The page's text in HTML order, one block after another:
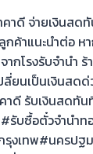
คาดี จ่ายเงินสด
กค้าแนะนำต่อ
ากโรงรับจำนำ ร้
ลี่ยนเป็นเงินสดด่
าดี รับเงินสดทั
รับซื้อตั๋วจำนำท
งเทพ#นครปฐ